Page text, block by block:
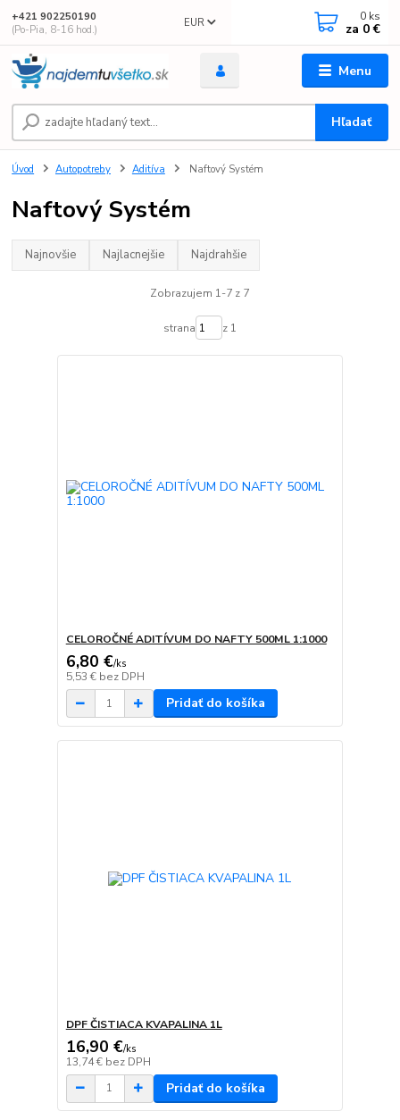
Menu
EUR
Hľadať
+421 902250190
(Po-Pia, 8-16 hod.)
0 ks
za 0 €
Úvod Autopotreby Aditíva Naftový Systém
Naftový Systém
Najnovšie Najlacnejšie Najdrahšie
Zobrazujem 1-7 z 7
strana z 1
CELOROČNÉ ADITÍVUM DO NAFTY 500ML 1:1000
6,80 €/ks
5,53 € bez DPH
Pridať do košíka
DPF ČISTIACA KVAPALINA 1L
16,90 €/ks
13,74 € bez DPH
Pridať do košíka